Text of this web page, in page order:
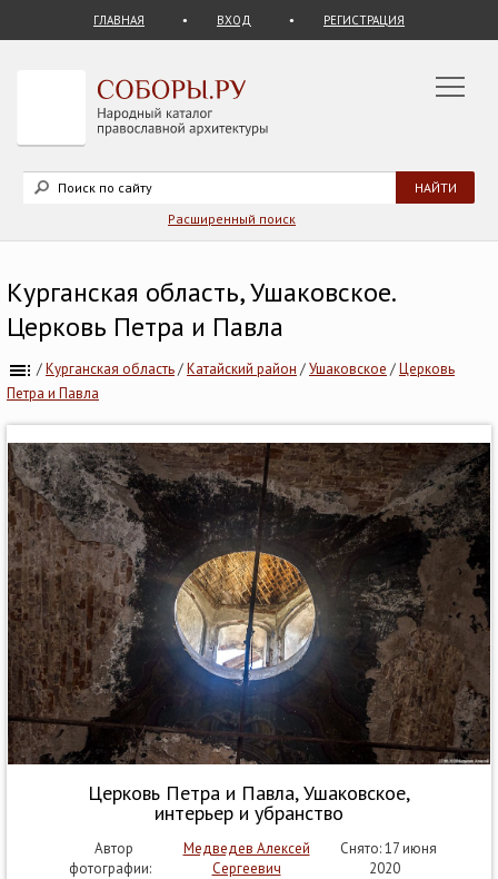
ГЛАВНАЯ ВХОД РЕГИСТРАЦИЯ
Расширенный поиск
Курганская область, Ушаковское.
Церковь Петра и Павла
/Курганская область/Катайский район /Ушаковское /Церковь
Петра и Павла
Церковь Петра и Павла, Ушаковское,
интерьер и убранство
Автор
фотографии:
Медведев Алексей
Сергеевич
Снято: 17 июня
2020